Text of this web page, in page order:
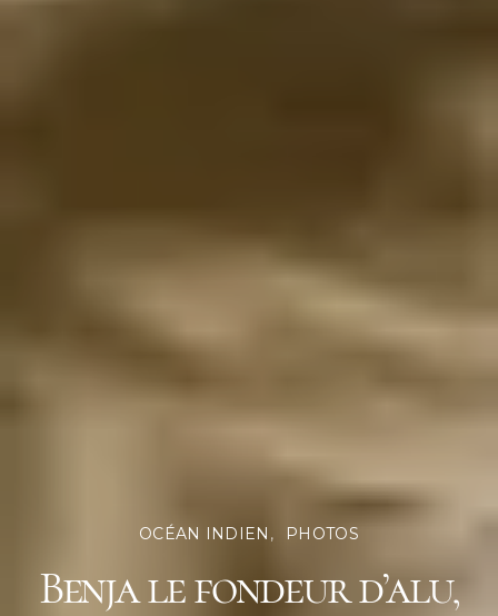
OCÉAN INDIEN PHOTOS
Benja le fondeur d’alu,